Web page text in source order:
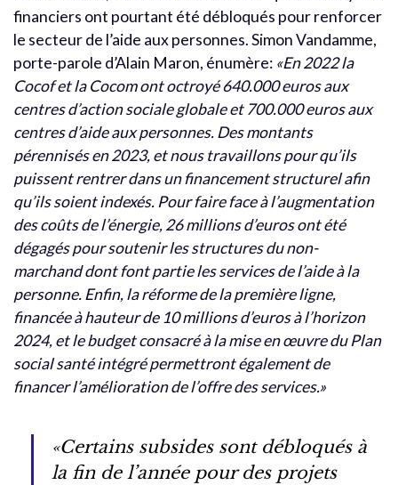
financiers ont pourtant été débloqués pour renforcer
le secteur de l’aide aux personnes. Simon Vandamme,
porte-parole d’Alain Maron, énumère: «En 2022 la
Cocof et la Cocom ont octroyé 640.000 euros aux
centres d’action sociale globale et 700.000 euros aux
centres d’aide aux personnes. Des montants
pérennisés en 2023, et nous travaillons pour qu’ils
puissent rentrer dans un financement structurel afin
qu’ils soient indexés. Pour faire face à l’augmentation
des coûts de l’énergie, 26 millions d’euros ont été
dégagés pour soutenir les structures du non-
marchand dont font partie les services de l’aide à la
personne. Enfin, la réforme de la première ligne,
financée à hauteur de 10 millions d’euros à l’horizon
2024, et le budget consacré à la mise en œuvre du Plan
social santé intégré permettront également de
financer l’amélioration de l’offre des services.»
«Certains subsides sont débloqués à
la fin de l’année pour des projets